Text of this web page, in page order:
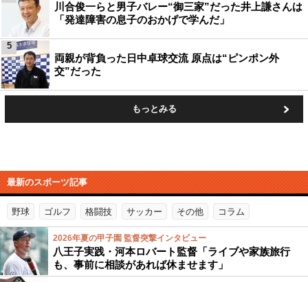
川合俊一らと男子バレー“御三家”だった井上謙さんは
「発達障害の息子のおかげで学んだ」
両親が背負った日中卓球交流 原点は“ピンポン外
交”だった
5
もっとみる
最新のスポーツ記事
野球 ゴルフ 格闘技 サッカー その他 コラム
2026年夏の甲子園 監督突撃インタビュー
八王子実践・河本ロバート監督「ライブや家族旅行
も、事前に相談があれば休ませます」